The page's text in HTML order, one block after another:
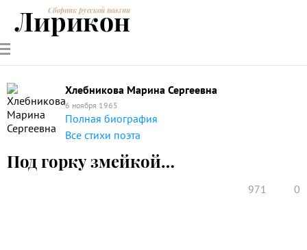
РУССКИЕ
ПОЭТЫ
СОВРЕМЕННИКИЭНЦИКЛОПЕДИЯ
ПОЭЗИИ
Сборник русской поэзии
Лирикон
Хлебникова Марина Сергеевна
6 ноября 1965
Полная биография
Все стихи поэта
Под горку змейкой…
971 0